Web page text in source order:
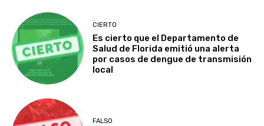
CIERTO
Es cierto que el Departamento de
Salud de Florida emitió una alerta
por casos de dengue de transmisión
local
FALSO